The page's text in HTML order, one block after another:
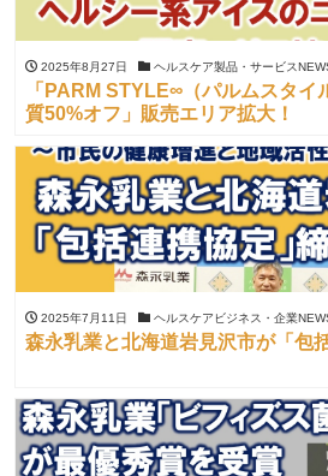
2025年8月27日 ヘルスケア製品・サービス
「PARM STYLE∞（パルムスタイ
質50%オフ」販売エリア拡大！
2025年7月11日 ヘルスケアビジネス・企業
森永乳業と北海道岩見沢市が「包